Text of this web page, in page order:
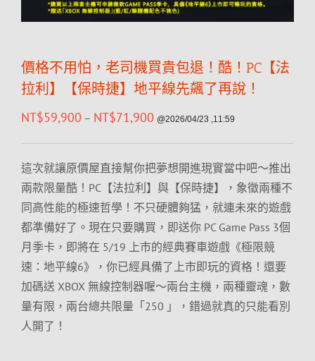
價格不用怕，老司機買貴包退！酷！PC【法
拉利】【保時捷】地平線先飆了再說！
NT$59,900 – NT$71,900 @2026/04/23 ,11:59
這次就讓原價屋直接幫你把夢想開進現實當中吧～推出
兩款限量酷！PC【法拉利】與【保時捷】，象徵兩種不
同高性能的極速哲學！不只硬體夠猛，就連未來的遊戲
都準備好了。現在只要購買，即送你 PC Game Pass 3個
月季卡，即將在 5/19 上市的經典賽車遊戲《極限競
速：地平線6》，你已經具備了上市即玩的資格！還要
加碼送 XBOX 無線控制器喔～兩台主機，兩種靈魂，數
量有限，兩台總共限量「250 」，錯過就真的只能看別
人開了！